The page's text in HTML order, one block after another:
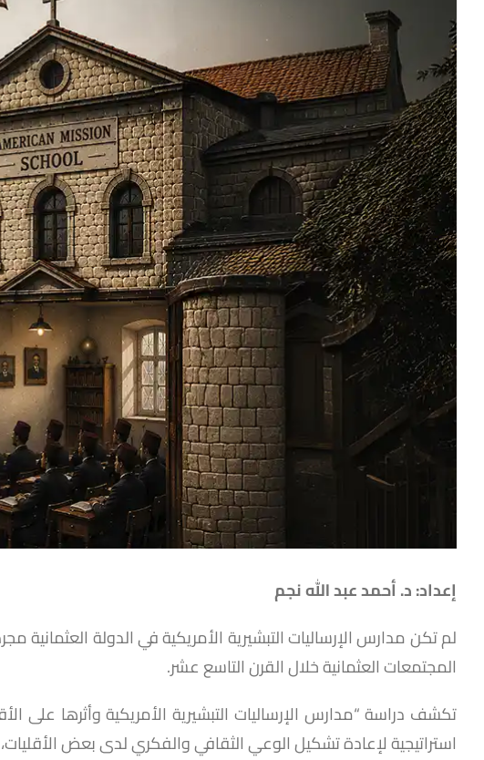
إعداد: د. أحمد عبد الله نجم
لم تكن مدارس الإرساليات التبشيرية الأمريكية في الدولة
المجتمعات العثمانية خلال القرن التاسع عشر.
تكشف دراسة “مدارس الإرساليات التبشيرية الأمريكية وأثرها على
استراتيجية لإعادة تشكيل الوعي الثقافي والفكري لدى بعض